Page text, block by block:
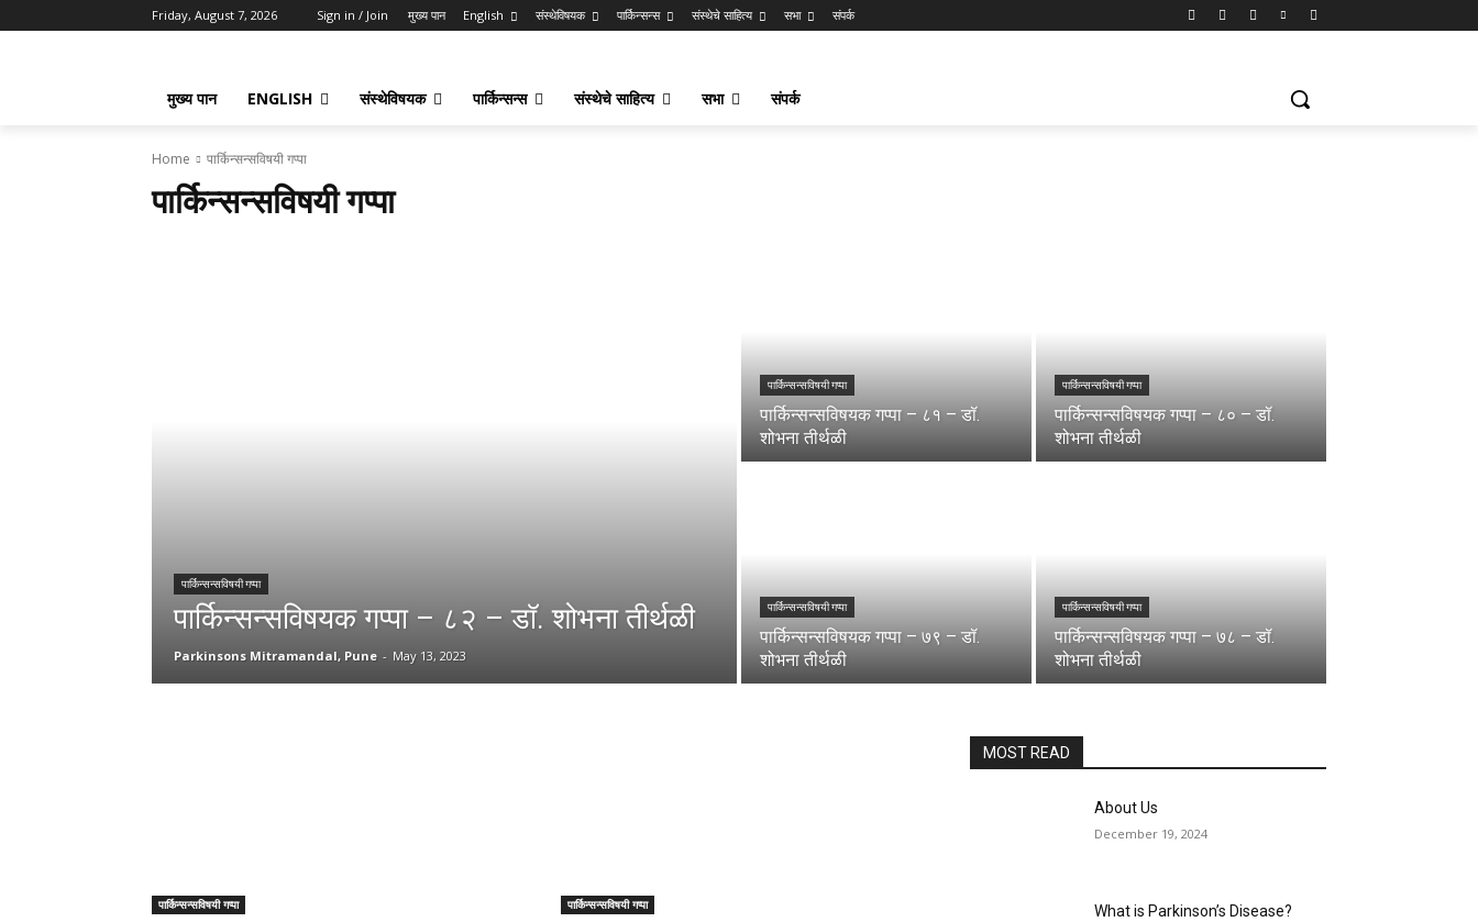
Friday, August 7, 2026 Sign in / Join मुख्य पान English संस्थेविषयक पार्किन्सन्स संस्थेचे साहित्य सभा संपर्क
मुख्य पान ENGLISH संस्थेविषयक पार्किन्सन्स संस्थेचे साहित्य सभा संपर्क
Home पार्किन्सन्सविषयी गप्पा
पार्किन्सन्सविषयी गप्पा
पार्किन्सन्सविषयी गप्पा
पार्किन्सन्सविषयक गप्पा – ८२ – डॉ. शोभना तीर्थळी
Parkinsons Mitramandal, Pune - May 13, 2023
पार्किन्सन्सविषयी गप्पा
पार्किन्सन्सविषयक गप्पा – ८१ – डॉ.
शोभना तीर्थळी
पार्किन्सन्सविषयी गप्पा
पार्किन्सन्सविषयक गप्पा – ८० – डॉ.
शोभना तीर्थळी
पार्किन्सन्सविषयी गप्पा
पार्किन्सन्सविषयक गप्पा – ७९ – डॉ.
शोभना तीर्थळी
पार्किन्सन्सविषयी गप्पा
पार्किन्सन्सविषयक गप्पा – ७८ – डॉ.
शोभना तीर्थळी
पार्किन्सन्सविषयी गप्पा पार्किन्सन्सविषयी गप्पा
MOST READ
About Us
December 19, 2024
What is Parkinson’s Disease?